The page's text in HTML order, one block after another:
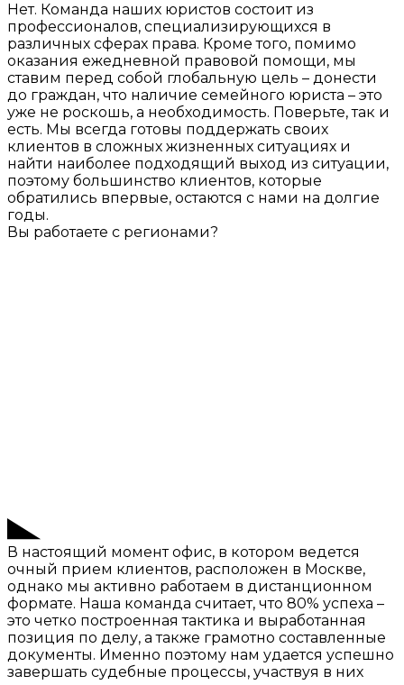
Нет. Команда наших юристов состоит из
профессионалов, специализирующихся в
различных сферах права. Кроме того, помимо
оказания ежедневной правовой помощи, мы
ставим перед собой глобальную цель – донести
до граждан, что наличие семейного юриста – это
уже не роскошь, а необходимость. Поверьте, так и
есть. Мы всегда готовы поддержать своих
клиентов в сложных жизненных ситуациях и
найти наиболее подходящий выход из ситуации,
поэтому большинство клиентов, которые
обратились впервые, остаются с нами на долгие
годы.
Вы работаете с регионами?
В настоящий момент офис, в котором ведется
очный прием клиентов, расположен в Москве,
однако мы активно работаем в дистанционном
формате. Наша команда считает, что 80% успеха –
это четко построенная тактика и выработанная
позиция по делу, а также грамотно составленные
документы. Именно поэтому нам удается успешно
завершать судебные процессы, участвуя в них